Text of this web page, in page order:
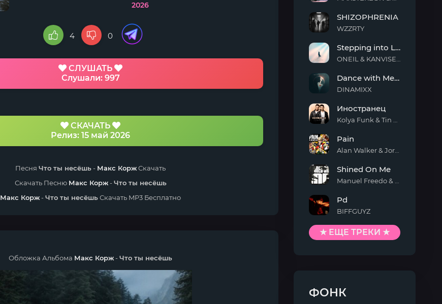
2026
4 0
СЛУШАТЬ
Слушали: 997
СКАЧАТЬ
Релиз: 15 май 2026
Песня Что ты несёшь- Макс КоржСкачать
Скачать Песню Макс Корж-Что ты несёшь
Макс Корж-Что ты несёшьСкачать MP3 Бесплатно
Обложка Альбома Макс Корж-Что ты несёшь
Texas
SHIZOPHRENIA
WZZRTY
into
Light
Stepping into Light
with
Me
Dance with Me Tonight
DINAMIXX
Иностранец
Pain
On
Me
Shined On Me
Pd
BIFFGUYZ
★ ЕЩЕ ТРЕКИ ★
ФОНК